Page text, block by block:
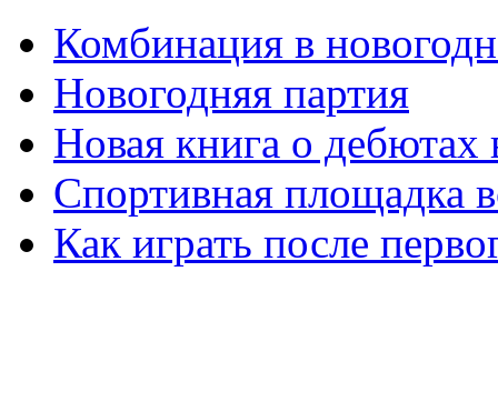
Комбинация в
Новогодняя партия
Новая книга о
Спортивная площадка
Как играть после